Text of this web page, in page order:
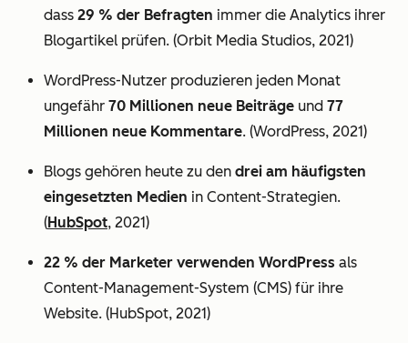
dass 29 % der Befragten immer die Analytics ihrer
Blogartikel prüfen. (Orbit Media Studios, 2021)
WordPress-Nutzer produzieren jeden Monat
ungefähr 70 Millionen neue Beiträge und 77
Millionen neue Kommentare. (WordPress, 2021)
Blogs gehören heute zu den drei am häufigsten
eingesetzten Medien in Content-Strategien.
(HubSpot, 2021)
22 % der Marketer verwenden WordPress als
Content-Management-System (CMS) für ihre
Website. (HubSpot, 2021)